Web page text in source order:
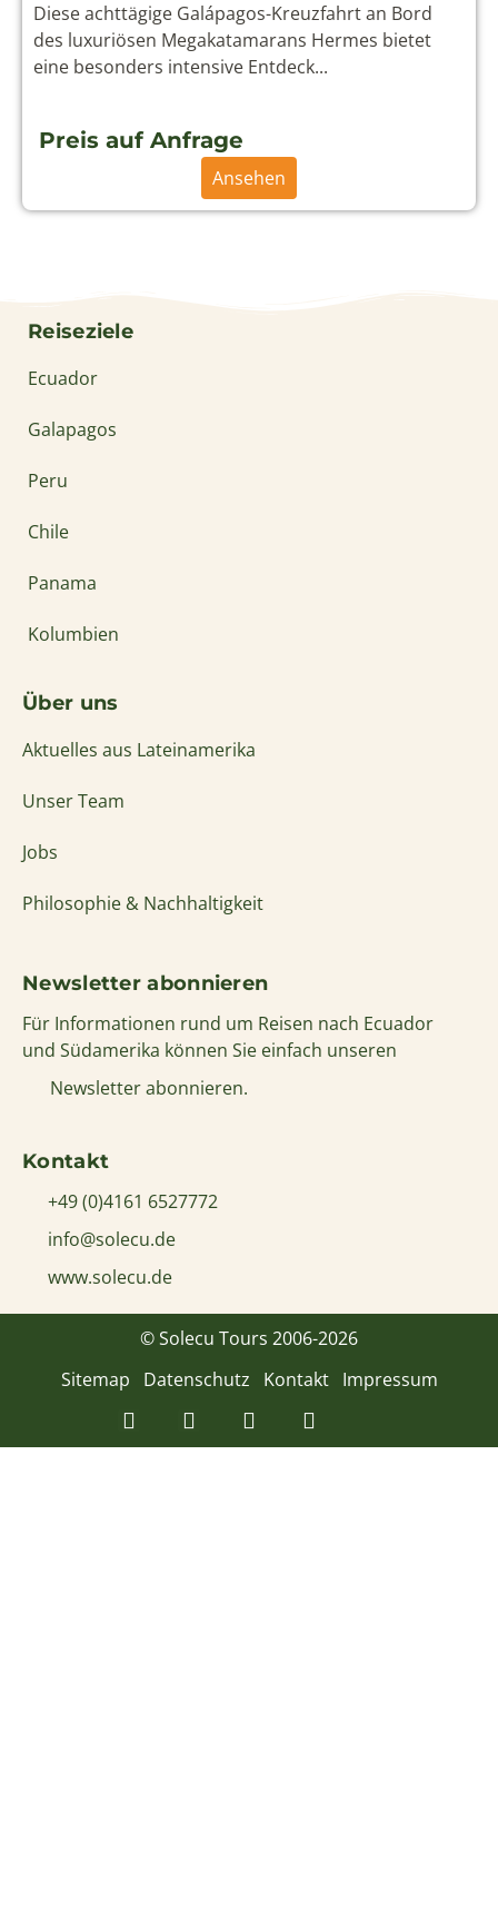
Diese achttägige Galápagos-Kreuzfahrt an Bord
des luxuriösen Megakatamarans Hermes bietet
eine besonders intensive Entdeck...
Preis auf Anfrage
Ansehen
Reiseziele
Ecuador
Galapagos
Peru
Chile
Panama
Kolumbien
Über uns
Aktuelles aus Lateinamerika
Unser Team
Jobs
Philosophie & Nachhaltigkeit
Newsletter abonnieren
Für Informationen rund um Reisen nach Ecuador
und Südamerika können Sie einfach unseren
Newsletter abonnieren.
Kontakt
+49 (0)4161 6527772
info@solecu.de
www.solecu.de
© Solecu Tours 2006-2026
Sitemap
Datenschutz Kontakt Impressum